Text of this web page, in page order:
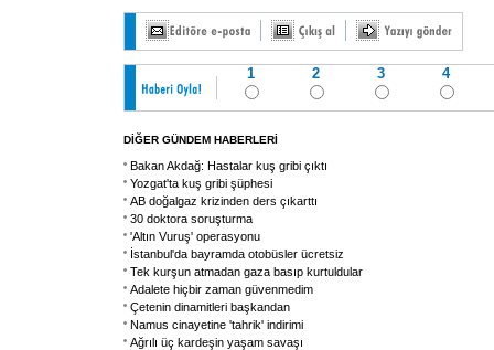
1 2 3 4
DİĞER GÜNDEM HABERLERİ
Bakan Akdağ: Hastalar kuş gribi çıktı
Yozgat'ta kuş gribi şüphesi
AB doğalgaz krizinden ders çıkarttı
30 doktora soruşturma
'Altın Vuruş' operasyonu
İstanbul'da bayramda otobüsler ücretsiz
Tek kurşun atmadan gaza basıp kurtuldular
Adalete hiçbir zaman güvenmedim
Çetenin dinamitleri başkandan
Namus cinayetine 'tahrik' indirimi
Ağrılı üç kardeşin yaşam savaşı